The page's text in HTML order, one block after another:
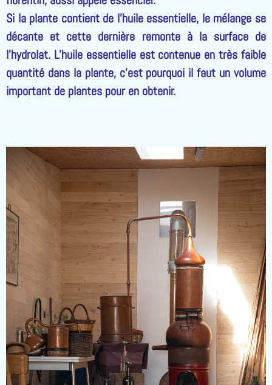
Si la plante contient de l’huile essentielle, le mélange se
décante et cette dernière remonte à la surface de
l’hydrolat. L’huile essentielle est contenue en très faible
quantité dans la plante, c’est pourquoi il faut un volume
important de plantes pour en obtenir.